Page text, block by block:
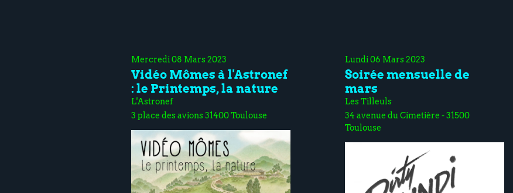
Mercredi 08 Mars 2023
Vidéo Mômes à l'Astronef
: le Printemps, la nature
L'Astronef
3 place des avions 31400 Toulouse
Lundi 06 Mars 2023
Soirée mensuelle de
mars
Les Tilleuls
34 avenue du Cimetière - 31500
Toulouse